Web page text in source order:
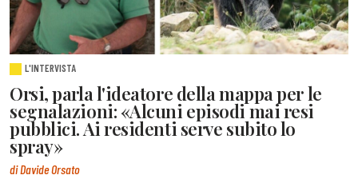
L'INTERVISTA
Orsi, parla l'ideatore della mappa per le
segnalazioni: «Alcuni episodi mai resi
pubblici. Ai residenti serve subito lo
spray»
di Davide Orsato